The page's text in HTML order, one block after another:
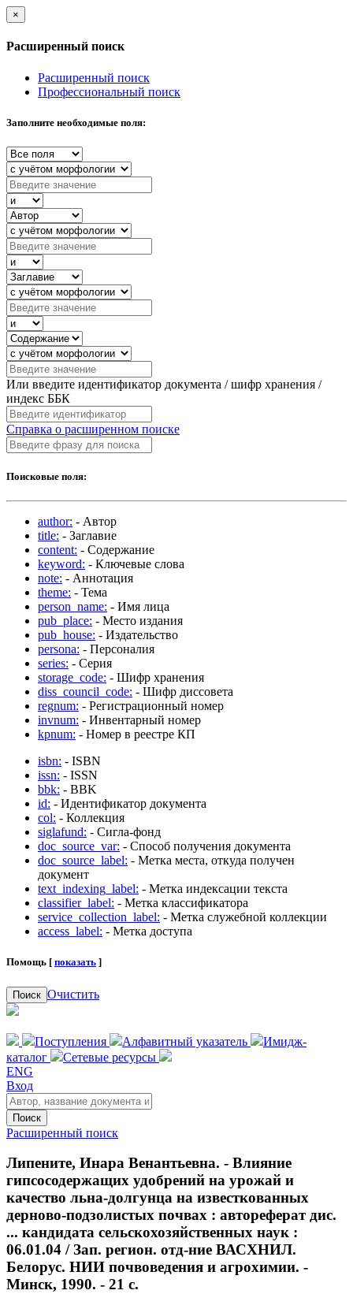
×
Расширенный поиск
Расширенный поиск
Профессиональный поиск
Заполните необходимые поля:
Или введите идентификатор документа / шифр хранения /
индекс ББК
Справка о расширенном поиске
Поисковые поля:
author: - Автор
title: - Заглавие
content: - Содержание
keyword: - Ключевые слова
note: - Аннотация
theme: - Тема
person_name: - Имя лица
pub_place: - Место издания
pub_house: - Издательство
persona: - Персоналия
series: - Серия
storage_code: - Шифр хранения
diss_council_code: - Шифр диссовета
regnum: - Регистрационный номер
invnum: - Инвентарный номер
kpnum: - Номер в реестре КП
isbn: - ISBN
issn: - ISSN
bbk: - BBK
id: - Идентификатор документа
col: - Коллекция
siglafund: - Сигла-фонд
doc_source_var: - Способ получения документа
doc_source_label: - Метка места, откуда получен
документ
text_indexing_label: - Метка индексации текста
classifier_label: - Метка классификатора
service_collection_label: - Метка служебной коллекции
access_label: - Метка доступа
Помощь [ показать ]
Поиск Очистить
Поступления Алфавитный указатель
Имидж-
каталог
Сетевые ресурсы
ENG
Вход
Поиск
Расширенный поиск
Липените, Инара Венантьевна. - Влияние
гипсосодержащих удобрений на урожай и
качество льна-долгунца на известкованных
дерново-подзолистых почвах : автореферат дис.
... кандидата сельскохозяйственных наук :
06.01.04 / Зап. регион. отд-ние ВАСХНИЛ.
Белорус. НИИ почвоведения и агрохимии. -
Минск, 1990. - 21 с.